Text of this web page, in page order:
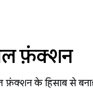
फ़ंक्शन
के हिसाब से